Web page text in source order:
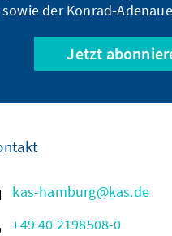
der Konrad-
Jetzt
kas-hamburg@kas.de
+49 40 2198508-0